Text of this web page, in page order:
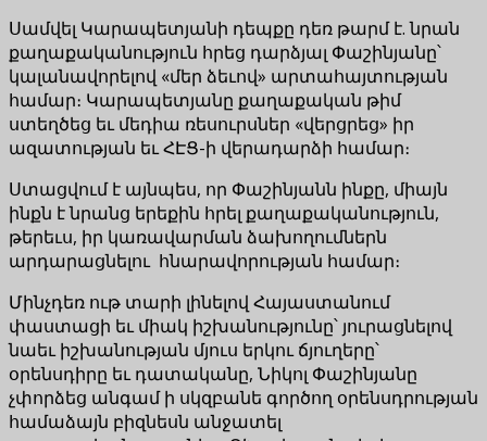
Սամվել Կարապետյանի դեպքը դեռ թարմ է. նրան
քաղաքականություն հրեց դարձյալ Փաշինյանը՝
կալանավորելով «մեր ձեւով» արտահայտության
համար։ Կարապետյանը քաղաքական թիմ
ստեղծեց եւ մեդիա ռեսուրսներ «վերցրեց» իր
ազատության եւ ՀԷՑ-ի վերադարձի համար։
Ստացվում է այնպես, որ Փաշինյանն ինքը, միայն
ինքն է նրանց երեքին հրել քաղաքականություն,
թերեւս, իր կառավարման ձախողումներն
արդարացնելու հնարավորության համար։
Մինչդեռ ութ տարի լինելով Հայաստանում
փաստացի եւ միակ իշխանությունը՝ յուրացնելով
նաեւ իշխանության մյուս երկու ճյուղերը՝
օրենսդիրը եւ դատականը, Նիկոլ Փաշինյանը
չփորձեց անգամ ի սկզբանե գործող օրենսդրության
համաձայն բիզնեսն անջատել